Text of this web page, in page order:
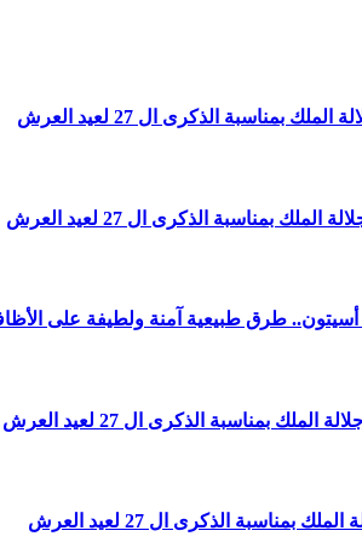
بمناسبة الذكرى ال 27 لعيد العرش
بمناسبة الذكرى ال 27 لعيد العرش
أسيتون.. طرق طبيعية آمنة ولطيفة على
بمناسبة الذكرى ال 27 لعيد العرش
بمناسبة الذكرى ال 27 لعيد العرش